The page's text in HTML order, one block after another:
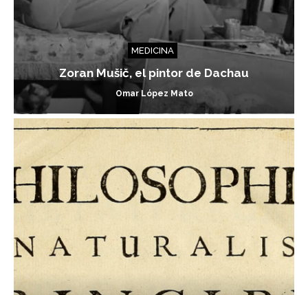
MEDICINA
Zoran Mušič, el pintor de Dachau
Omar López Mato